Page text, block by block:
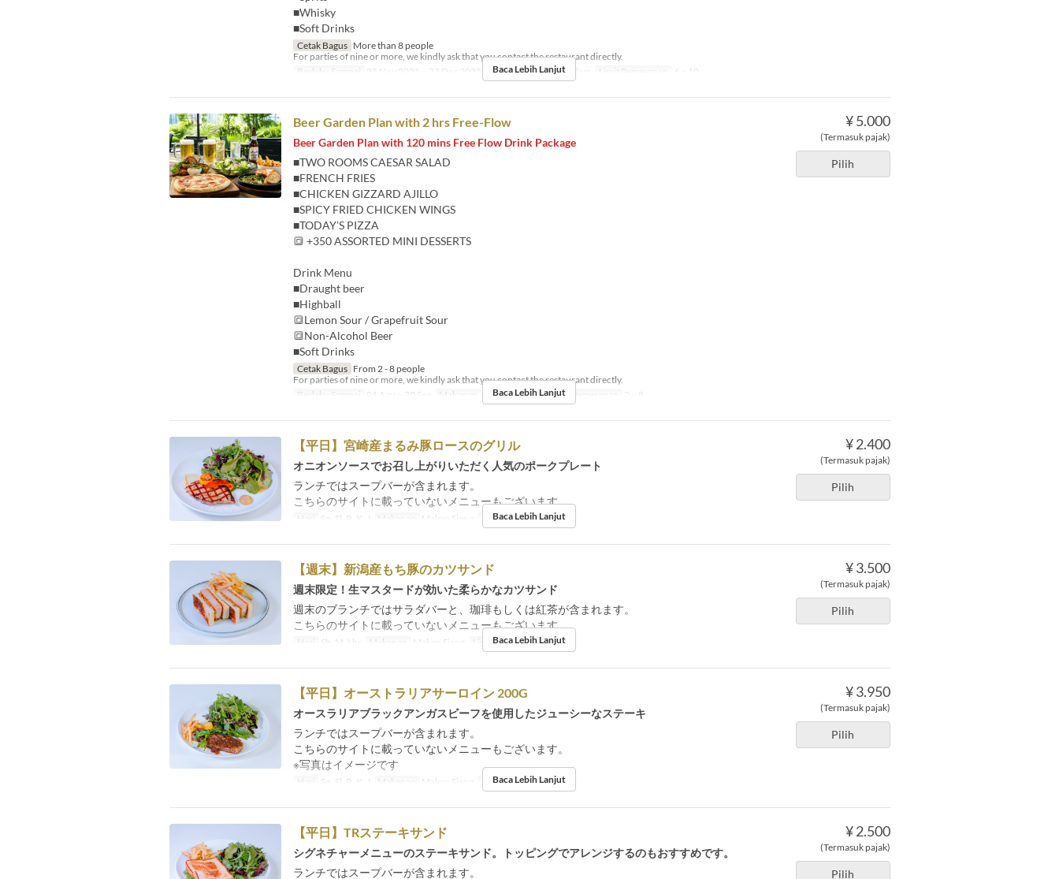
■Whisky
■Soft Drinks
Cetak Bagus More than 8 people
For parties of nine or more, we kindly ask that you contact the restaurant directly.
Berlaku Sampai 25 Nov 2025 ~ 23 Dec 2025 Makanan Makan Malam Limit Pemesanan 6 ~ 10
Baca Lebih Lanjut
¥ 5.000
(Termasuk pajak)
Pilih
Beer Garden Plan with 2 hrs Free-Flow
Beer Garden Plan with 120 mins Free Flow Drink Package
■TWO ROOMS CAESAR SALAD
■FRENCH FRIES
■CHICKEN GIZZARD AJILLO
■SPICY FRIED CHICKEN WINGS
■TODAY’S PIZZA
🔳 +350 ASSORTED MINI DESSERTS
Drink Menu
■Draught beer
■Highball
🔳Lemon Sour / Grapefruit Sour
🔳Non-Alcohol Beer
■Soft Drinks
Cetak Bagus From 2 - 8 people
For parties of nine or more, we kindly ask that you contact the restaurant directly.
Berlaku Sampai 01 Agu ~ 30 Sep Makanan Makan Malam Limit Pemesanan 2 ~ 8
Baca Lebih Lanjut
¥ 2.400
(Termasuk pajak)
Pilih
【平日】宮崎産まるみ豚ロースのグリル
オニオンソースでお召し上がりいただく人気のポークプレート
ランチではスープバーが含まれます。
こちらのサイトに載っていないメニューもございます。
Hari Sn, Sl, R, K, J Makanan Makan Siang Limit Pemesanan 1 ~ 6
Baca Lebih Lanjut
¥ 3.500
(Termasuk pajak)
Pilih
【週末】新潟産もち豚のカツサンド
週末限定！生マスタードが効いた柔らかなカツサンド
週末のブランチではサラダバーと、珈琲もしくは紅茶が含まれます。
こちらのサイトに載っていないメニューもございます。
Hari Sb, M, Lbr Makanan Makan Siang Limit Pemesanan 1 ~ 6
Baca Lebih Lanjut
¥ 3.950
(Termasuk pajak)
Pilih
【平日】オーストラリアサーロイン 200G
オースラリアブラックアンガスビーフを使用したジューシーなステーキ
ランチではスープバーが含まれます。
こちらのサイトに載っていないメニューもございます。
※写真はイメージです
Hari Sn, Sl, R, K, J Makanan Makan Siang Limit Pemesanan 1 ~ 6
Baca Lebih Lanjut
¥ 2.500
(Termasuk pajak)
Pilih
【平日】TRステーキサンド
シグネチャーメニューのステーキサンド。トッピングでアレンジするのもおすすめです。
ランチではスープバーが含まれます。